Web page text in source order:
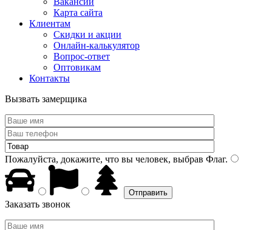
Карта сайта
Клиентам
Скидки и акции
Онлайн-калькулятор
Вопрос-ответ
Оптовикам
Контакты
Вызвать замерщика
Пожалуйста, докажите, что вы человек, выбрав Флаг.
Заказать звонок